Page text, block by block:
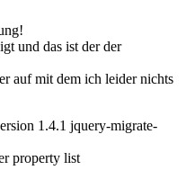
und das ist der der
auf mit dem ich leider nichts
1.4.1 jquery-migrate-
property list